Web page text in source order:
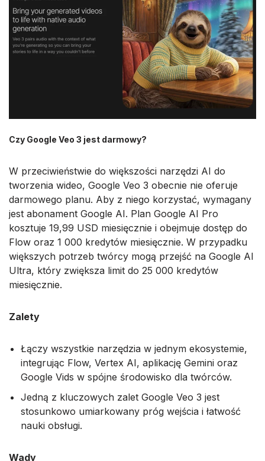
Czy Google Veo 3 jest darmowy?
W przeciwieństwie do większości narzędzi AI do
tworzenia wideo, Google Veo 3 obecnie nie oferuje
darmowego planu. Aby z niego korzystać, wymagany
jest abonament Google AI. Plan Google AI Pro
kosztuje 19,99 USD miesięcznie i obejmuje dostęp do
Flow oraz 1 000 kredytów miesięcznie. W przypadku
większych potrzeb twórcy mogą przejść na Google AI
Ultra, który zwiększa limit do 25 000 kredytów
miesięcznie.
Zalety
Łączy wszystkie narzędzia w jednym ekosystemie,
integrując Flow, Vertex AI, aplikację Gemini oraz
Google Vids w spójne środowisko dla twórców.
Jedną z kluczowych zalet Google Veo 3 jest
stosunkowo umiarkowany próg wejścia i łatwość
nauki obsługi.
Wady